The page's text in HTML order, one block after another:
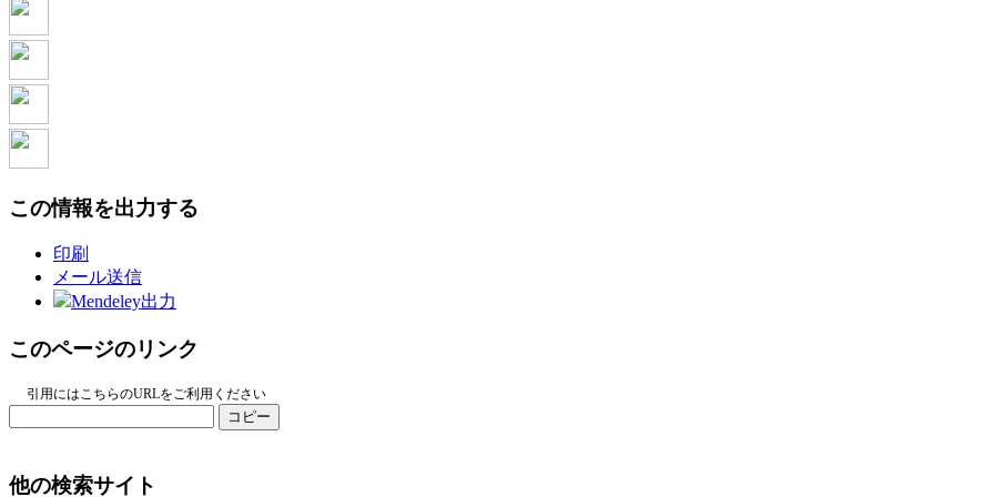
この情報を出力する
印刷
メール送信
Mendeley出力
このページのリンク
引用にはこちらのURLをご利用ください
コピー
他の検索サイト